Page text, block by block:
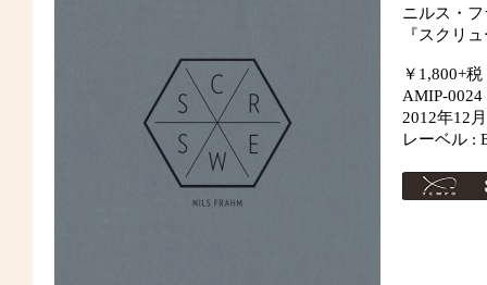
ニルス・
『スクリ
￥1,800+税
AMIP-0024
2012年12
レーベル :